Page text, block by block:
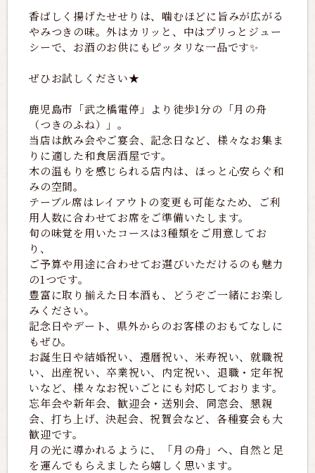
香ばしく揚げたせせりは、噛むほどに旨みが広がる
やみつきの味。外はカリッと、中はプリっとジュー
シーで、お酒のお供にもピッタリな一品です✨
ぜひお試しください★
鹿児島市「武之橋電停」より徒歩1分の「月の舟
（つきのふね）」。
当店は飲み会やご宴会、記念日など、様々なお集ま
りに適した和食居酒屋です。
木の温もりを感じられる店内は、ほっと心安らぐ和
みの空間。
テーブル席はレイアウトの変更も可能なため、ご利
用人数に合わせてお席をご準備いたします。
旬の味覚を用いたコースは3種類をご用意してお
り、
ご予算や用途に合わせてお選びいただけるのも魅力
の1つです。
豊富に取り揃えた日本酒も、どうぞご一緒にお楽し
みください。
記念日やデート、県外からのお客様のおもてなしに
もぜひ。
お誕生日や結婚祝い、還暦祝い、米寿祝い、就職祝
い、出産祝い、卒業祝い、内定祝い、退職・定年祝
いなど、様々なお祝いごとにも対応しております。
忘年会や新年会、歓迎会・送別会、同窓会、懇親
会、打ち上げ、決起会、祝賀会など、各種宴会も大
歓迎です。
月の光に導かれるように、「月の舟」へ、自然と足
を運んでもらえましたら嬉しく思います。